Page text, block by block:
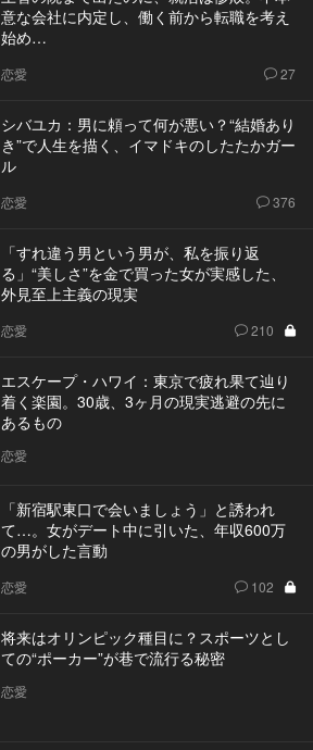
意な会社に内定し、働く前から転職を考え
始め…
恋愛 27
シバユカ：男に頼って何が悪い？“結婚あり
き”で人生を描く、イマドキのしたたかガー
ル
恋愛 376
「すれ違う男という男が、私を振り返
る」“美しさ”を金で買った女が実感した、
外見至上主義の現実
恋愛 210
エスケープ・ハワイ：東京で疲れ果て辿り
着く楽園。30歳、3ヶ月の現実逃避の先に
あるもの
恋愛
「新宿駅東口で会いましょう」と誘われ
て…。女がデート中に引いた、年収600万
の男がした言動
恋愛 102
将来はオリンピック種目に？スポーツとし
ての“ポーカー”が巷で流行る秘密
恋愛